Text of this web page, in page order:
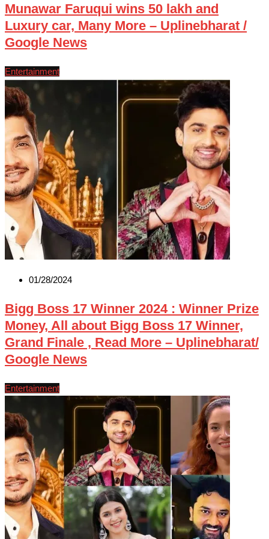
Munawar Faruqui wins 50 lakh and
Luxury car, Many More – Uplinebharat /
Google News
Entertainment
01/28/2024
Bigg Boss 17 Winner 2024 : Winner Prize
Money, All about Bigg Boss 17 Winner,
Grand Finale , Read More – Uplinebharat/
Google News
Entertainment